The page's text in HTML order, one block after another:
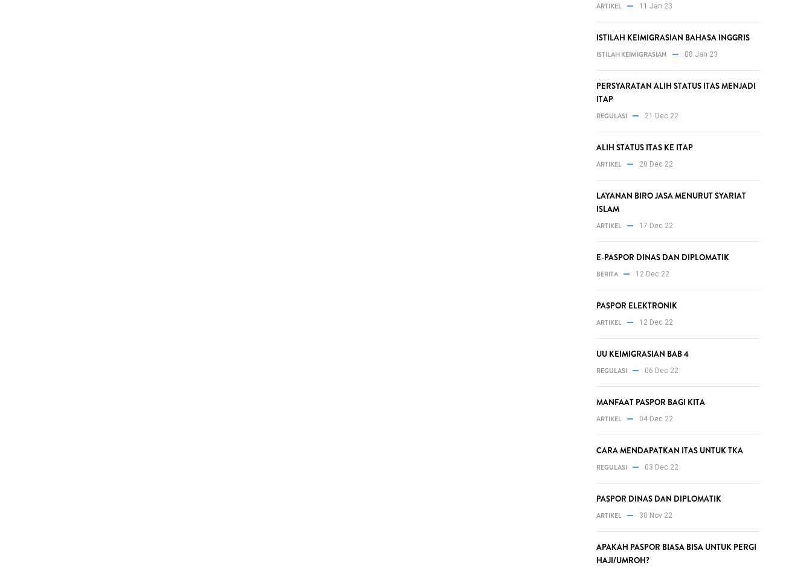
ARTIKEL 11 Jan 23
ISTILAH KEIMIGRASIAN BAHASA INGGRIS
ISTILAH KEIMIGRASIAN 08 Jan 23
PERSYARATAN ALIH STATUS ITAS MENJADI
ITAP
REGULASI 21 Dec 22
ALIH STATUS ITAS KE ITAP
ARTIKEL 20 Dec 22
LAYANAN BIRO JASA MENURUT SYARIAT
ISLAM
ARTIKEL 17 Dec 22
E-PASPOR DINAS DAN DIPLOMATIK
BERITA 12 Dec 22
PASPOR ELEKTRONIK
ARTIKEL 12 Dec 22
UU KEIMIGRASIAN BAB 4
REGULASI 06 Dec 22
MANFAAT PASPOR BAGI KITA
ARTIKEL 04 Dec 22
CARA MENDAPATKAN ITAS UNTUK TKA
REGULASI 03 Dec 22
PASPOR DINAS DAN DIPLOMATIK
ARTIKEL 30 Nov 22
APAKAH PASPOR BIASA BISA UNTUK PERGI
HAJI/UMROH?